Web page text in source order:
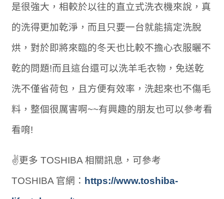
是很強大，相較於以往的直立式洗衣機來說，真
的洗得更加乾淨，而且只要一台就能搞定洗脫
烘，對於即將來臨的冬天也比較不擔心衣服曬不
乾的問題!而且這台還可以洗羊毛衣物，免送乾
洗不僅省荷包，且方便有效率，洗起來也不傷毛
料，整個很厲害啊~~有興趣的朋友也可以參考看
看唷!
✌更多 TOSHIBA 相關訊息，可參考
TOSHIBA 官網： https://www.toshiba-